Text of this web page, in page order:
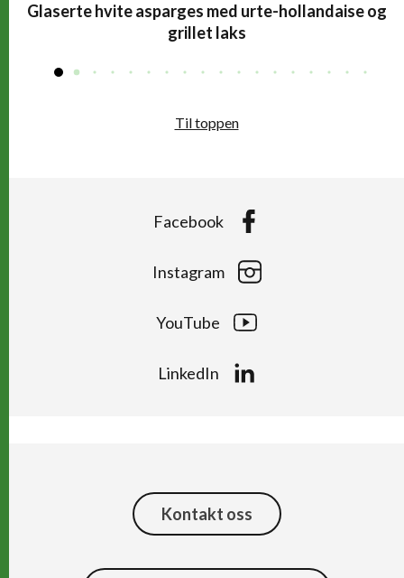
Glaserte hvite asparges med urte-hollandaise og
grillet laks
Til toppen
Facebook
Instagram
YouTube
LinkedIn
Kontakt oss